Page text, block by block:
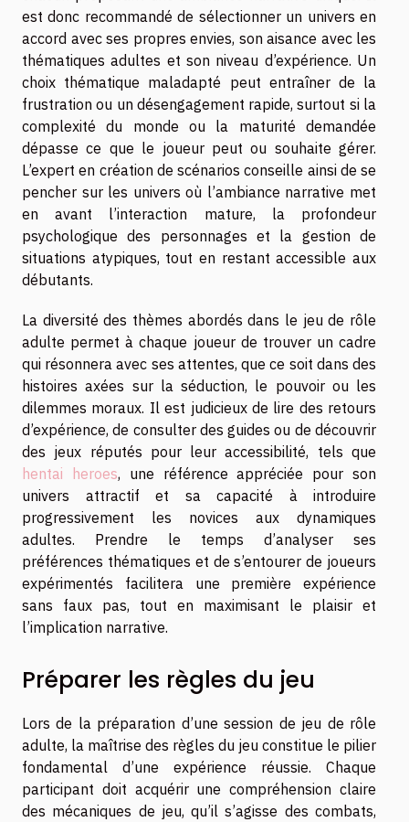
est donc recommandé de sélectionner un univers en
accord avec ses propres envies, son aisance avec les
thématiques adultes et son niveau d’expérience. Un
choix thématique maladapté peut entraîner de la
frustration ou un désengagement rapide, surtout si la
complexité du monde ou la maturité demandée
dépasse ce que le joueur peut ou souhaite gérer.
L’expert en création de scénarios conseille ainsi de se
pencher sur les univers où l’ambiance narrative met
en avant l’interaction mature, la profondeur
psychologique des personnages et la gestion de
situations atypiques, tout en restant accessible aux
débutants.
La diversité des thèmes abordés dans le jeu de rôle
adulte permet à chaque joueur de trouver un cadre
qui résonnera avec ses attentes, que ce soit dans des
histoires axées sur la séduction, le pouvoir ou les
dilemmes moraux. Il est judicieux de lire des retours
d’expérience, de consulter des guides ou de découvrir
des jeux réputés pour leur accessibilité, tels que
hentai heroes, une référence appréciée pour son
univers attractif et sa capacité à introduire
progressivement les novices aux dynamiques
adultes. Prendre le temps d’analyser ses
préférences thématiques et de s’entourer de joueurs
expérimentés facilitera une première expérience
sans faux pas, tout en maximisant le plaisir et
l’implication narrative.
Préparer les règles du jeu
Lors de la préparation d’une session de jeu de rôle
adulte, la maîtrise des règles du jeu constitue le pilier
fondamental d’une expérience réussie. Chaque
participant doit acquérir une compréhension claire
des mécaniques de jeu, qu’il s’agisse des combats,